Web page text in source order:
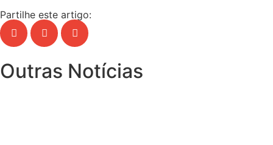
Partilhe este artigo:
Outras Notícias